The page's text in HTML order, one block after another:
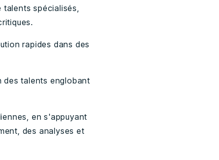
talents spécialisés,
rapides dans des
des talents englobant
en s'appuyant
des analyses et